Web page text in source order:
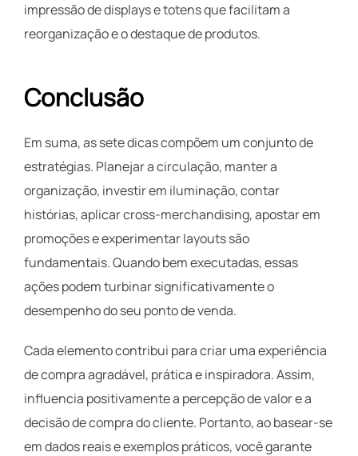
impressão de displays e totens que facilitam a
reorganização e o destaque de produtos.
Conclusão
Em suma, as sete dicas compõem um conjunto de
estratégias. Planejar a circulação, manter a
organização, investir em iluminação, contar
histórias, aplicar cross-merchandising, apostar em
promoções e experimentar layouts são
fundamentais. Quando bem executadas, essas
ações podem turbinar significativamente o
desempenho do seu ponto de venda.
Cada elemento contribui para criar uma experiência
de compra agradável, prática e inspiradora. Assim,
influencia positivamente a percepção de valor e a
decisão de compra do cliente. Portanto, ao basear-se
em dados reais e exemplos práticos, você garante